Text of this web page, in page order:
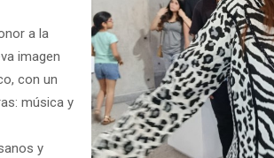
a la
imagen
con un
música y
y